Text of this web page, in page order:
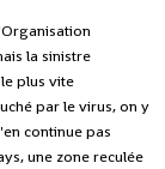
la sinistre
plus vite
par le virus, on y
continue pas
une zone reculée